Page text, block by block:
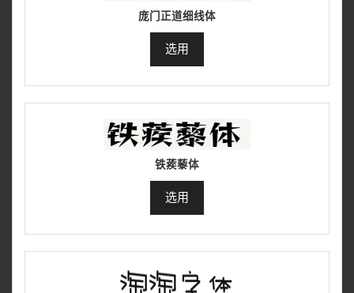
庞门正道细线体
选用
铁蒺藜体
选用